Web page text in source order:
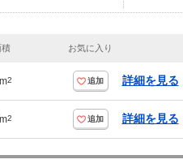
積 お気に入り
2 追加 詳細を見る
2 追加 詳細を見る